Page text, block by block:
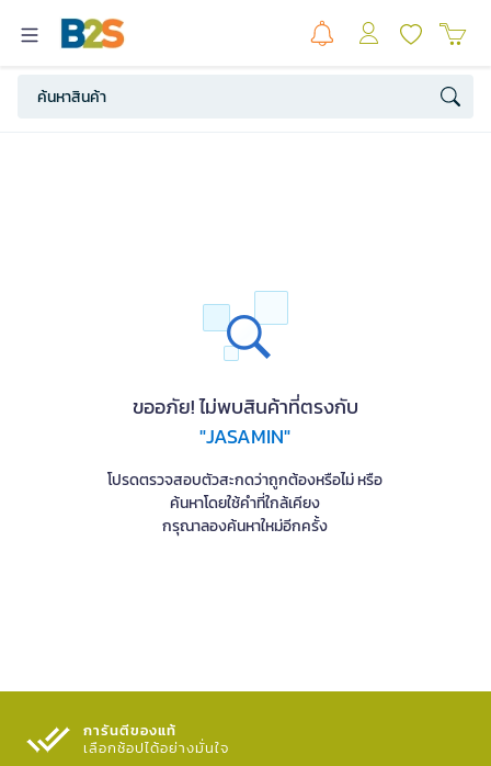
ขออภัย! ไม่พบสินค้าที่ตรงกับ
"JASAMIN"
โปรดตรวจสอบตัวสะกดว่าถูกต้องหรือไม่ หรือ
ค้นหาโดยใช้คำที่ใกล้เคียง
กรุณาลองค้นหาใหม่อีกครั้ง
การันตีของแท้
เลือกช้อปได้อย่างมั่นใจ​